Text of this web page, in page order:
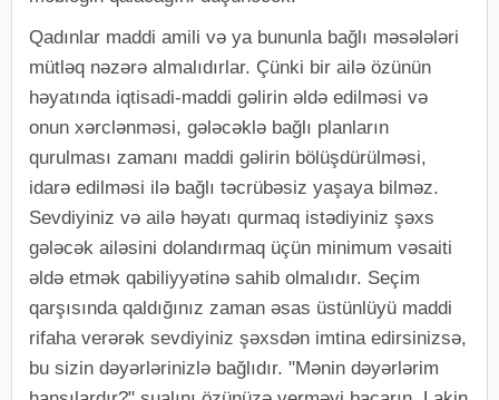
Qadınlar maddi amili və ya bununla bağlı məsələləri
mütləq nəzərə almalıdırlar. Çünki bir ailə özünün
həyatında iqtisadi-maddi gəlirin əldə edilməsi və
onun xərclənməsi, gələcəklə bağlı planların
qurulması zamanı maddi gəlirin bölüşdürülməsi,
idarə edilməsi ilə bağlı təcrübəsiz yaşaya bilməz.
Sevdiyiniz və ailə həyatı qurmaq istədiyiniz şəxs
gələcək ailəsini dolandırmaq üçün minimum vəsaiti
əldə etmək qabiliyyətinə sahib olmalıdır. Seçim
qarşısında qaldığınız zaman əsas üstünlüyü maddi
rifaha verərək sevdiyiniz şəxsdən imtina edirsinizsə,
bu sizin dəyərlərinizlə bağlıdır. "Mənin dəyərlərim